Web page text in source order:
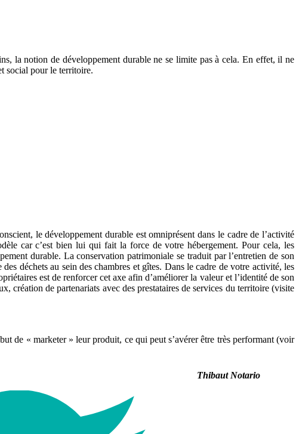
la notion de développement durable ne se limite pas à cela. En effet, il ne
social pour le territoire.
le développement durable est omniprésent dans le cadre de l’activité
car c’est bien lui qui fait la force de votre hébergement. Pour cela, les
durable. La conservation patrimoniale se traduit par l’entretien de son
déchets au sein des chambres et gîtes. Dans le cadre de votre activité, les
est de renforcer cet axe afin d’améliorer la valeur et l’identité de son
création de partenariats avec des prestataires de services du territoire (visite
de « marketer » leur produit, ce qui peut s’avérer être très performant (voir
Thibaut Notario